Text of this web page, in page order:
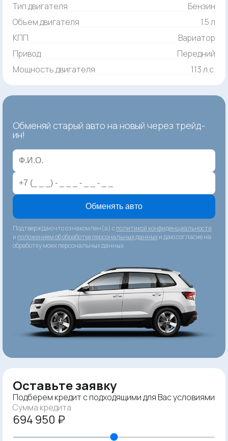
Тип двигателя
Бензин
Объем двигателя
1.5 л
КПП
Вариатор
Привод
Передний
Мощность двигателя
113 л.с.
Обменяй старый авто на новый через трейд-
ин!
Обменять авто
Подтверждаю что ознакомлен(а) сполитикой конфиденциальности
и положением об обработке персональных данныхи даю согласие на
обработку моих персональных данных
Оставьте заявку
Подберем кредит с подходящими для Вас условиями
Сумма кредита
694 950 ₽